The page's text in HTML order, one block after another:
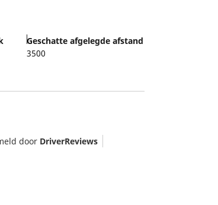
Geschatte afgelegde afstand
3500
door DriverReviews